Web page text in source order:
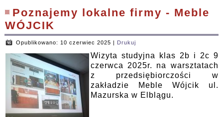
Poznajemy lokalne firmy - Meble
WÓJCIK
Opublikowano: 10 czerwiec 2025 | Drukuj
Wizyta studyjna klas 2b i 2c 9
czerwca 2025r. na warsztatach
z przedsiębiorczości w
zakładzie Meble Wójcik ul.
Mazurska w Elblągu.